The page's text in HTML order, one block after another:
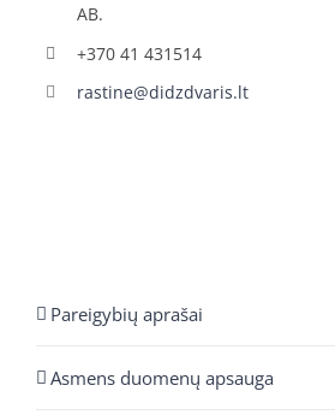
AB.
+370 41 431514
rastine@didzdvaris.lt
Pareigybių aprašai
Asmens duomenų apsauga